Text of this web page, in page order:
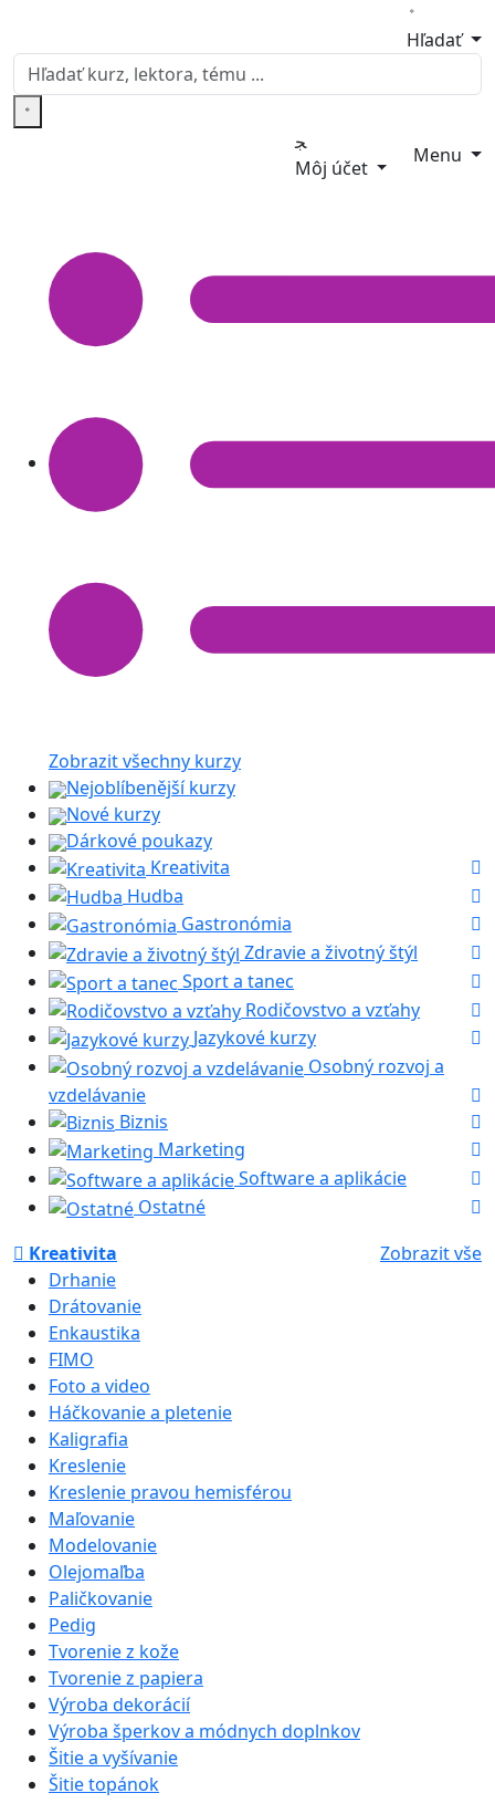
Hľadať
Môj účet
Menu
Zobrazit všechny kurzy
Nejoblíbenější kurzy
Nové kurzy
Dárkové poukazy
Kreativita
Hudba
Gastronómia
Zdravie a životný štýl
Sport a tanec
Rodičovstvo a vzťahy
Jazykové kurzy
Osobný rozvoj a
vzdelávanie
Biznis
Marketing
Software a aplikácie
Ostatné
Kreativita
Zobrazit vše
Drhanie
Drátovanie
Enkaustika
FIMO
Foto a video
Háčkovanie a pletenie
Kaligrafia
Kreslenie
Kreslenie pravou hemisférou
Maľovanie
Modelovanie
Olejomaľba
Paličkovanie
Pedig
Tvorenie z kože
Tvorenie z papiera
Výroba dekorácií
Výroba šperkov a módnych doplnkov
Šitie a vyšívanie
Šitie topánok